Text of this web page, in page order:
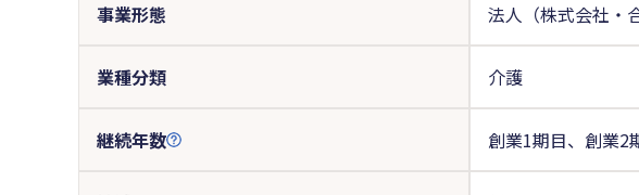
事業形態 法人（株式会社・
業種分類 介護
継続年数 創業1期目、創業2